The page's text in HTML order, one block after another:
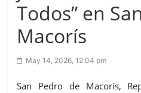
Todos” en
Macorís
May 14, 2026, 12:04 pm
San Pedro de Macorís,